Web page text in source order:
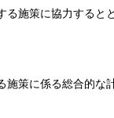
施策に協力すると
策に係る総合的な